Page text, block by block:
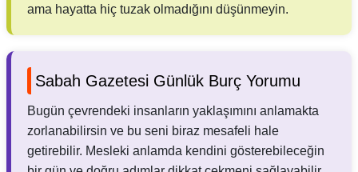
ama hayatta hiç tuzak olmadığını düşünmeyin.
Sabah Gazetesi Günlük Burç Yorumu
Bugün çevrendeki insanların yaklaşımını anlamakta
zorlanabilirsin ve bu seni biraz mesafeli hale
getirebilir. Mesleki anlamda kendini gösterebileceğin